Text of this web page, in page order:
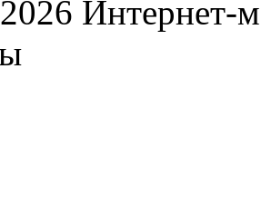
Интернет-